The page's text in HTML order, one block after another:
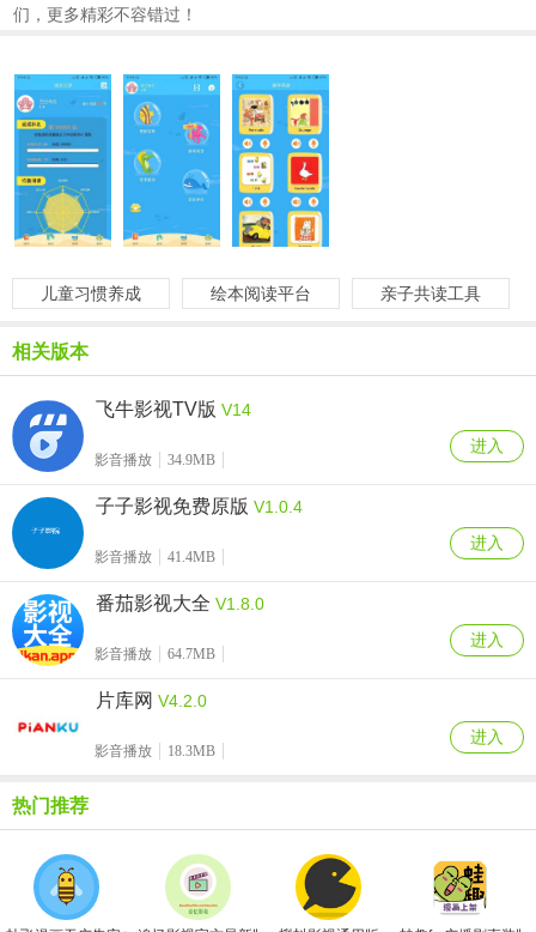
们，更多精彩不容错过！
儿童习惯养成 绘本阅读平台 亲子共读工具
相关版本
飞牛影视TV版 V14
影音播放 34.9MB
进入
子子影视免费原版 V1.0.4
影音播放 41.4MB
进入
番茄影视大全 V1.8.0
影音播放 64.7MB
进入
片库网 V4.2.0
影音播放 18.3MB
进入
热门推荐